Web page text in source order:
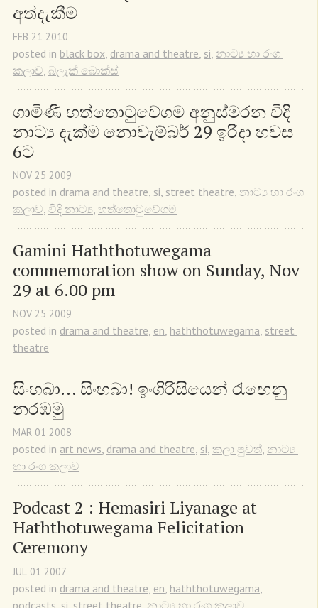
අත්දැකීම
FEB 21 2010
posted in black box drama and theatre si නාට්‍ය හා රංග
කලාව බ්ලැක් බොක්ස්
ගාමිණී හත්තොටුවේගම අනුස්මරන වීදි
නාට්‍ය දැක්ම නොවැම්බර් 29 ඉරිදා හවස
6ට
NOV 25 2009
posted in drama and theatre, si, street theatre, නාට්‍ය හා රංග
කලාව, වීදි නාට්‍ය, හත්තොටුවේගම
Gamini Haththotuwegama
commemoration show on Sunday, Nov
29 at 6.00 pm
NOV 25 2009
posted in drama and theatre, en, haththotuwegama, street
theatre
සිංහබා... සිංහබා! ඉංගිරිසියෙන් රැඟෙනු
නරඹමු
MAR 01 2008
posted in art news, drama and theatre, si, කලා පුවත්, නාට්‍ය
හා රංග කලාව
Podcast 2 : Hemasiri Liyanage at
Haththotuwegama Felicitation
Ceremony
JUL 01 2007
posted in drama and theatre en haththotuwegama
podcasts si street theatre නාට්‍ය හා රංග කලාව